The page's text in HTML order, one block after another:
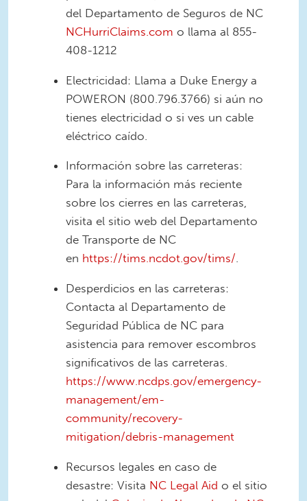
del Departamento de Seguros de NC
NCHurriClaims.com o llama al 855-
408-1212
Electricidad: Llama a Duke Energy a
POWERON (800.796.3766) si aún no
tienes electricidad o si ves un cable
eléctrico caído.
Información sobre las carreteras:
Para la información más reciente
sobre los cierres en las carreteras,
visita el sitio web del Departamento
de Transporte de NC
en https://tims.ncdot.gov/tims/.
Desperdicios en las carreteras:
Contacta al Departamento de
Seguridad Pública de NC para
asistencia para remover escombros
significativos de las carreteras.
https://www.ncdps.gov/emergency-
management/em-
community/recovery-
mitigation/debris-management
Recursos legales en caso de
desastre: Visita NC Legal Aid o el sitio